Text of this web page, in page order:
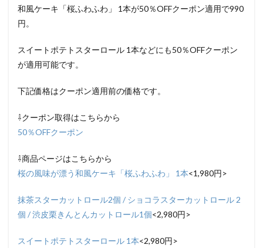
和風ケーキ「桜ふわふわ」 1本が50％OFFクーポン適用で990
円。
スイートポテトスターロール 1本などにも50％OFFクーポン
が適用可能です。
下記価格はクーポン適用前の価格です。
⇩クーポン取得はこちらから
50％OFFクーポン
⇩商品ページはこちらから
桜の風味が漂う和風ケーキ「桜ふわふわ」 1本<1,980円>
抹茶スターカットロール2個 / ショコラスターカットロール 2
個 / 渋皮栗きんとんカットロール1個<2,980円>
スイートポテトスターロール 1本<2,980円>